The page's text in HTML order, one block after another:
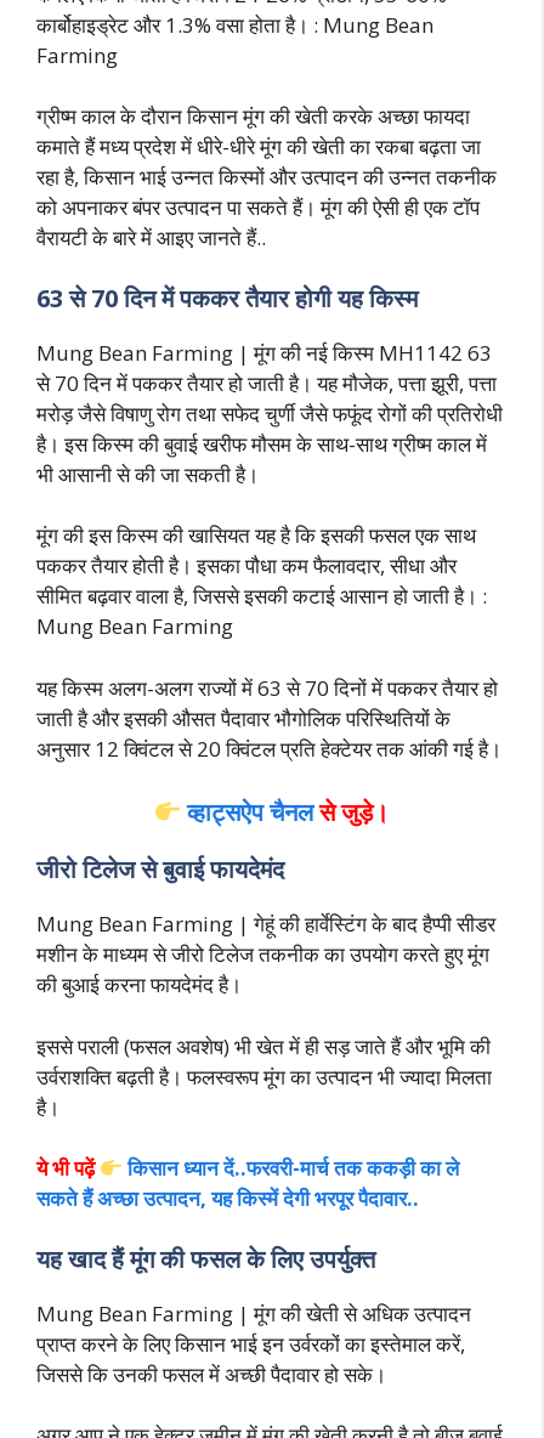
कार्बोहाइड्रेट और 1.3% वसा होता है। : Mung Bean
Farming
ग्रीष्म काल के दौरान किसान मूंग की खेती करके अच्छा फायदा
कमाते हैं मध्य प्रदेश में धीरे-धीरे मूंग की खेती का रकबा बढ़ता जा
रहा है, किसान भाई उन्नत किस्मों और उत्पादन की उन्नत तकनीक
को अपनाकर बंपर उत्पादन पा सकते हैं। मूंग की ऐसी ही एक टॉप
वैरायटी के बारे में आइए जानते हैं..
63 से 70 दिन में पककर तैयार होगी यह किस्म
Mung Bean Farming | मूंग की नई किस्म MH1142 63
से 70 दिन में पककर तैयार हो जाती है। यह मौजेक, पत्ता झूरी, पत्ता
मरोड़ जैसे विषाणु रोग तथा सफेद चुर्णी जैसे फफूंद रोगों की प्रतिरोधी
है। इस किस्म की बुवाई खरीफ मौसम के साथ-साथ ग्रीष्म काल में
भी आसानी से की जा सकती है।
मूंग की इस किस्म की खासियत यह है कि इसकी फसल एक साथ
पककर तैयार होती है। इसका पौधा कम फैलावदार, सीधा और
सीमित बढ़वार वाला है, जिससे इसकी कटाई आसान हो जाती है। :
Mung Bean Farming
यह किस्म अलग-अलग राज्यों में 63 से 70 दिनों में पककर तैयार हो
जाती है और इसकी औसत पैदावार भौगोलिक परिस्थितियों के
अनुसार 12 क्विंटल से 20 क्विंटल प्रति हेक्टेयर तक आंकी गई है।
व्हाट्सऐप चैनलसे जुड़े।
जीरो टिलेज से बुवाई फायदेमंद
Mung Bean Farming | गेहूं की हार्वेस्टिंग के बाद हैप्पी सीडर
मशीन के माध्यम से जीरो टिलेज तकनीक का उपयोग करते हुए मूंग
की बुआई करना फायदेमंद है।
इससे पराली (फसल अवशेष) भी खेत में ही सड़ जाते हैं और भूमि की
उर्वराशक्ति बढ़ती है। फलस्वरूप मूंग का उत्पादन भी ज्यादा मिलता
है।
ये भी पढ़ें
किसान ध्यान दें..फरवरी-मार्च तक ककड़ी का ले
सकते हैं अच्छा उत्पादन, यह किस्में देगी भरपूर पैदावार..
यह खाद हैं मूंग की फसल के लिए उपर्युक्त
Mung Bean Farming | मूंग की खेती से अधिक उत्पादन
प्राप्त करने के लिए किसान भाई इन उर्वरकों का इस्तेमाल करें,
जिससे कि उनकी फसल में अच्छी पैदावार हो सके।